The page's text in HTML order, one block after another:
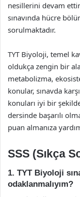
nesillerini devam
sınavında hücre
sorulmaktadır.
TYT Biyoloji, temel
oldukça zengin bir
metabolizma,
konular, sınavda
konuları iyi bir
dersinde başarılı
puan almanıza
SSS (Sıkça
1. TYT Biyoloji
odaklanmalıyım?